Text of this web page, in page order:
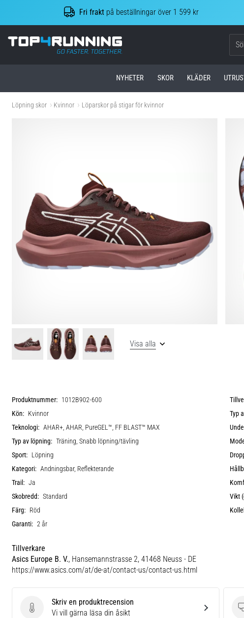
Fri frakt på beställningar över 1 599 kr
Top4Running.se
NYHETER SKOR KLÄDER
Löpning skor Kvinnor Löparskor på stigar för kvinnor
Visa alla
Produktnummer: 1012B902-600
Kön: Kvinnor Typ
Teknologi: AHAR+, AHAR, PureGEL™, FF BLAST™ MAX
Typ av löpning: Träning, Snabb löpning/tävling
Sport: Löpning
Kategori: Andningsbar, Reflekterande
Trail: Ja
Skobredd: Standard Vikt
Färg: Röd
Garanti: 2 år
Tillverkare
Asics Europe B. V., Hansemannstrasse 2, 41468 Neuss - DE
https://www.asics.com/at/de-at/contact-us/contact-us.html
Skriv en produktrecension
Skriv en produktrecension
Vi vill gärna läsa din åsikt